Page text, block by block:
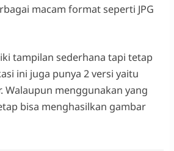
macam format seperti JPG
tampilan sederhana tapi tetap
ini juga punya 2 versi yaitu
Walaupun menggunakan yang
bisa menghasilkan gambar